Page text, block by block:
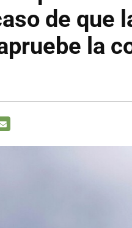
de que
la